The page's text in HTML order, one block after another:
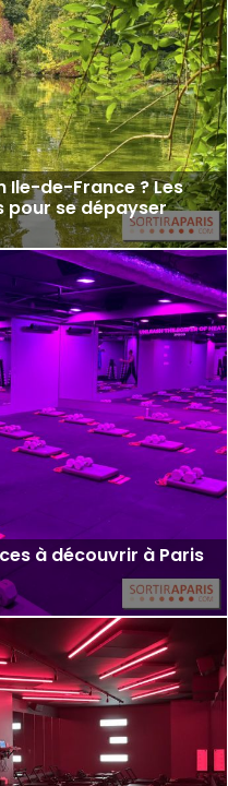
Ile-de-France ? Les
pour se dépayser
à découvrir à Paris